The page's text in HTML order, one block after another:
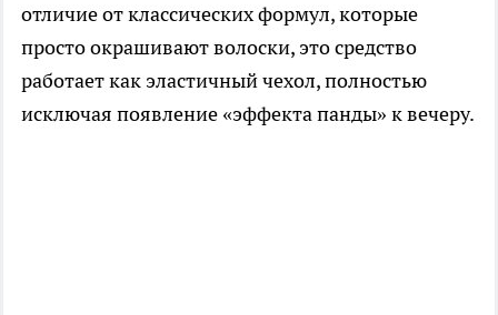
отличие от классических формул, которые
просто окрашивают волоски, это средство
работает как эластичный чехол, полностью
исключая появление «эффекта панды» к вечеру.